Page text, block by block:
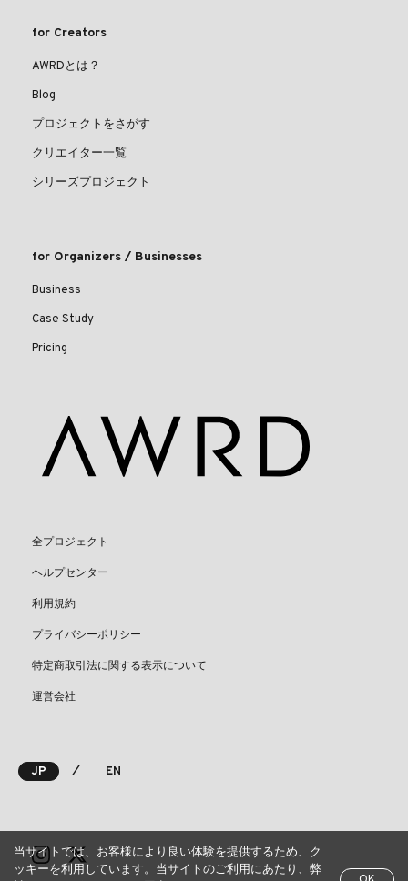
for Creators
AWRDとは？
Blog
プロジェクトをさがす
クリエイター一覧
シリーズプロジェクト
for Organizers / Businesses
Business
Case Study
Pricing
全プロジェクト
ヘルプセンター
利用規約
プライバシーポリシー
特定商取引法に関する表示について
運営会社
JP ⁄ EN
当サイトでは、お客様により良い体験を提供するため、ク
ッキーを利用しています。当サイトのご利用にあたり、弊